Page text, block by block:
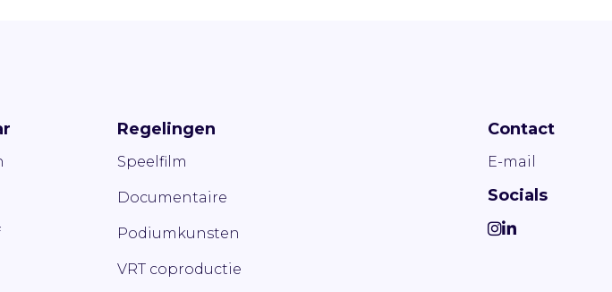
Regelingen
Speelfilm
Documentaire
Podiumkunsten
VRT coproductie
Contact
E-mail
Socials